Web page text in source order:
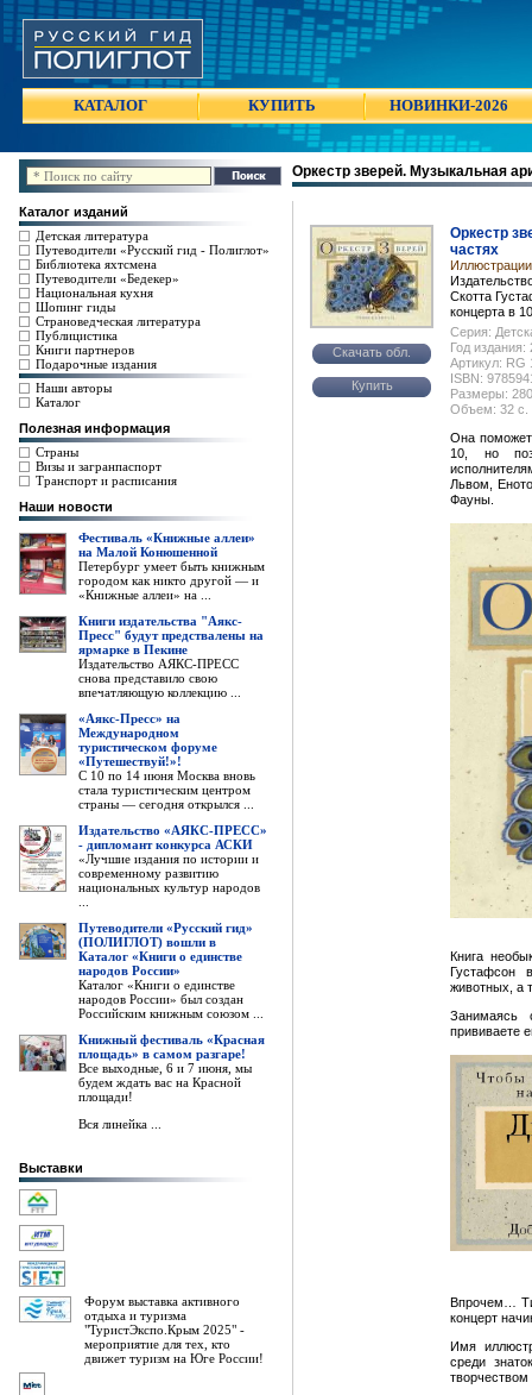
КАТАЛОГ КУПИТЬ НОВИНКИ-2026
Каталог изданий
Детская литература
Путеводители «Русский гид - Полиглот»
Библиотека яхтсмена
Путеводители «Бедекер»
Национальная кухня
Шопинг гиды
Страноведческая литература
Публицистика
Книги партнеров
Подарочные издания
Наши авторы
Каталог
Полезная информация
Страны
Визы и загранпаспорт
Транспорт и расписания
Наши новости
Фестиваль «Книжные аллеи»
на Малой Конюшенной
Петербург умеет быть книжным
городом как никто другой — и
«Книжные аллеи» на ...
Книги издательства "Аякс-
Пресс" будут предствалены на
ярмарке в Пекине
Издательство АЯКС-ПРЕСС
снова представило свою
впечатляющую коллекцию ...
«Аякс-Пресс» на
Международном
туристическом форуме
«Путешествуй!»!
С 10 по 14 июня Москва вновь
стала туристическим центром
страны — сегодня открылся ...
Издательство «АЯКС-ПРЕСС»
- дипломант конкурса АСКИ
«Лучшие издания по истории и
современному развитию
национальных культур народов
Путеводители «Русский гид»
(ПОЛИГЛОТ) вошли в
Каталог «Книги о единстве
народов России»
Каталог «Книги о единстве
народов России» был создан
Российским книжным союзом ...
Книжный фестиваль «Красная
площадь» в самом разгаре!
Все выходные, 6 и 7 июня, мы
будем ждать вас на Красной
площади!
Вся линейка ...
Выставки
Форум выставка активного
отдыха и туризма
"ТуристЭкспо.Крым 2025" -
мероприятие для тех, кто
движет туризм на Юге России!
Оркестр зверей. Музыкальная
Скачать обл.
Купить
Оркестр
частях
Скотта
концерта в
Серия:
Год издания:
Артикул: RG
ISBN:
Размеры:
Объем: 32 с.
Она
10, но
Львом,
Фауны.
Книга
Густафсон
животных, а
Занимаясь
прививаете
Впрочем…
концерт
Имя
среди